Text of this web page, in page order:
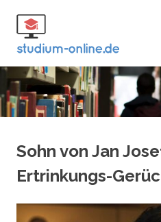
Inhalt
springen
Sohn von Jan
Ertrinkungs-